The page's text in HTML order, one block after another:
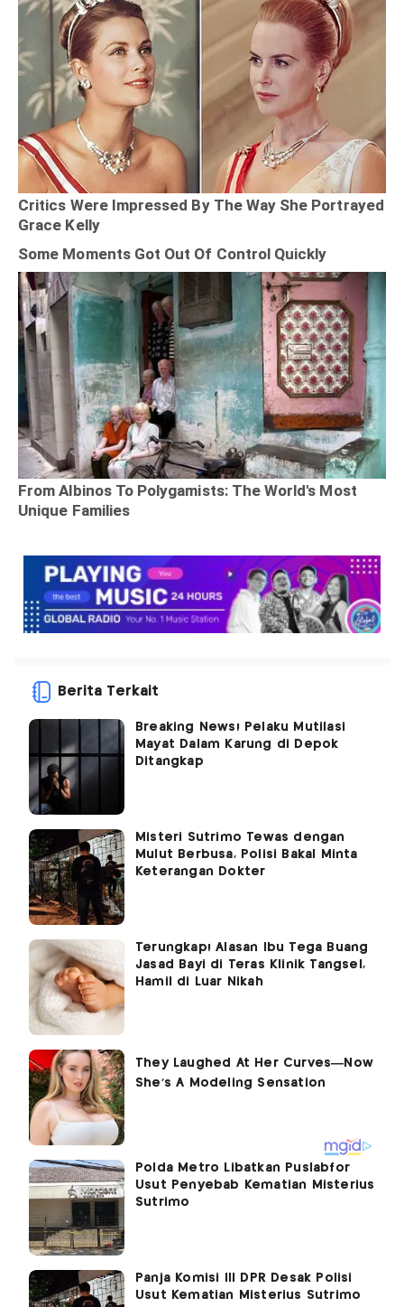
Berita Terkait
Breaking News! Pelaku Mutilasi
Mayat Dalam Karung di Depok
Ditangkap
Misteri Sutrimo Tewas dengan
Mulut Berbusa, Polisi Bakal Minta
Keterangan Dokter
Terungkap! Alasan Ibu Tega Buang
Jasad Bayi di Teras Klinik Tangsel,
Hamil di Luar Nikah
Polda Metro Libatkan Puslabfor
Usut Penyebab Kematian Misterius
Sutrimo
Panja Komisi III DPR Desak Polisi
Usut Kematian Misterius Sutrimo